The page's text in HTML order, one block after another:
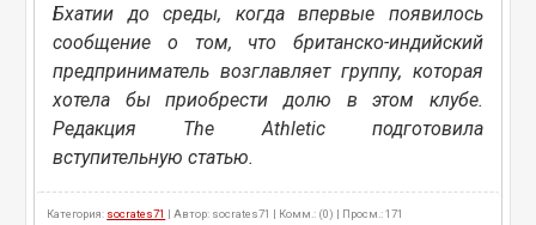
Бхатии до среды, когда впервые появилось
сообщение о том, что британско-индийский
предприниматель возглавляет группу, которая
хотела бы приобрести долю в этом клубе.
Редакция The Athletic подготовила
вступительную статью.
Категория: socrates71 | Автор: socrates71 | Комм.: (0) | Просм.: 171